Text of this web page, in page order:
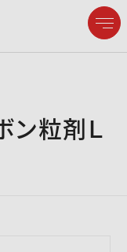
ン粒剤Ｌ